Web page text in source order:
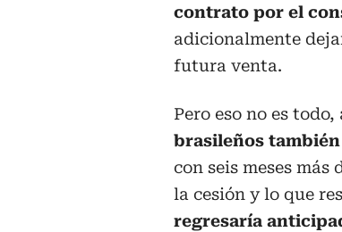
contrato por el
adicionalmente
futura venta.
Pero eso no es
brasileños
con seis meses
la cesión y lo que
regresaría